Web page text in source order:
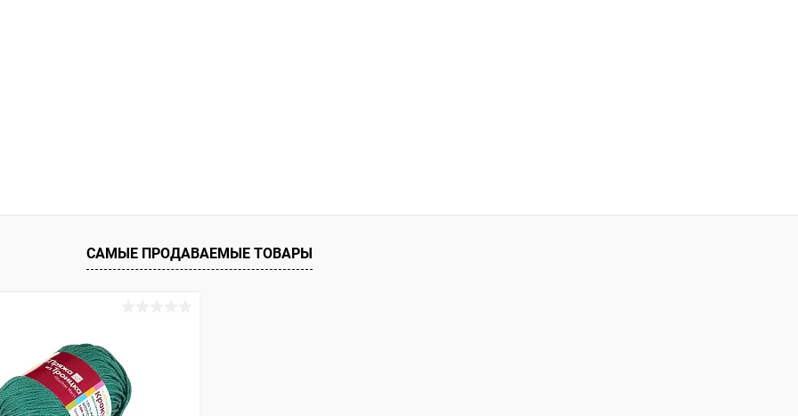
САМЫЕ ПРОДАВАЕМЫЕ ТОВАРЫ